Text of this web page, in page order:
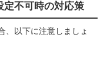
定不可時の対応策
、以下に注意しましょ